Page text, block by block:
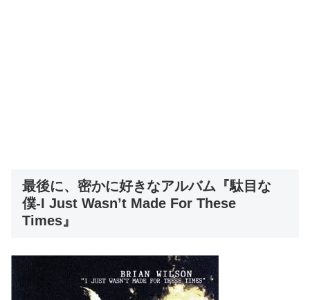
最後に、密かに好きなアルバム『駄目な
僕-I Just Wasn’t Made For These
Times』